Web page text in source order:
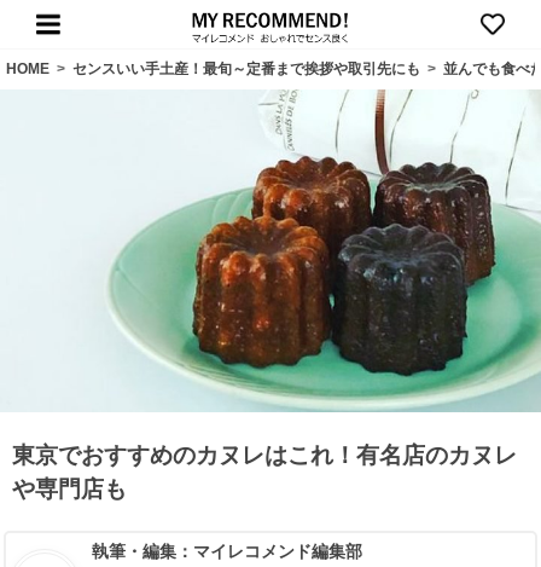
HOME > センスいい手土産！最旬～定番まで挨拶や取引先にも > 並んでも食べ
東京でおすすめのカヌレはこれ！有名店のカヌレ
や専門店も
執筆・編集： マイレコメンド編集部